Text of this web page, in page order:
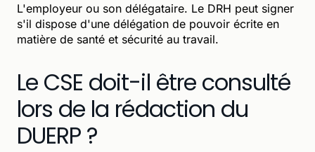
L'employeur ou son délégataire. Le DRH peut signer
s'il dispose d'une délégation de pouvoir écrite en
matière de santé et sécurité au travail.
Le CSE doit-il être consulté
lors de la rédaction du
DUERP ?